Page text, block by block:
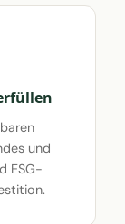
und
ESG-